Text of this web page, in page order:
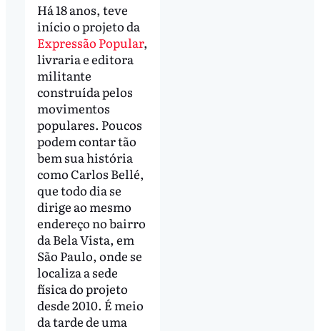
Há 18 anos, teve
início o projeto da
Expressão Popular,
livraria e editora
militante
construída pelos
movimentos
populares. Poucos
podem contar tão
bem sua história
como Carlos Bellé,
que todo dia se
dirige ao mesmo
endereço no bairro
da Bela Vista, em
São Paulo, onde se
localiza a sede
física do projeto
desde 2010. É meio
da tarde de uma